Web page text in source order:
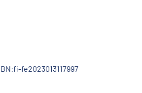
fe2023013117997